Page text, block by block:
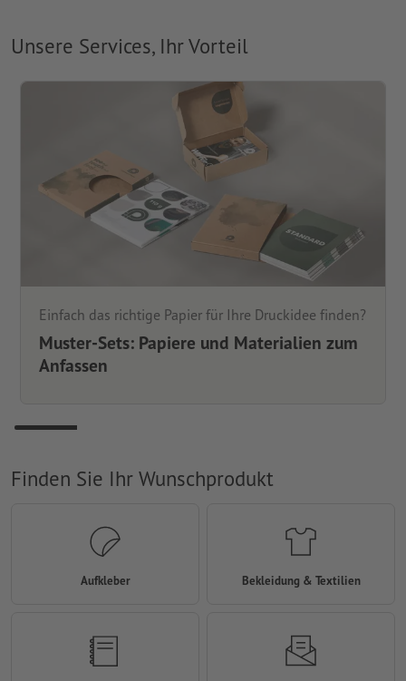
Unsere Services, Ihr Vorteil
Einfach das richtige Papier für Ihre Druckidee finden?
Muster-Sets: Papiere und Materialien zum
Anfassen
Finden Sie Ihr Wunschprodukt
Aufkleber Bekleidung & Textilien